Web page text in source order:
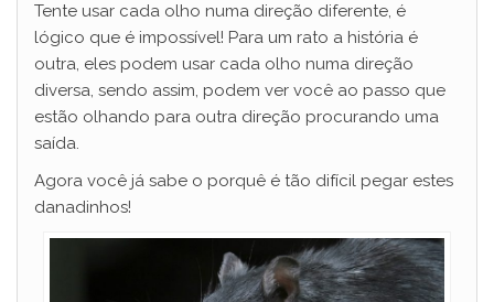
Tente usar cada olho numa direção diferente, é
lógico que é impossível! Para um rato a história é
outra, eles podem usar cada olho numa direção
diversa, sendo assim, podem ver você ao passo que
estão olhando para outra direção procurando uma
saída.
Agora você já sabe o porquê é tão difícil pegar estes
danadinhos!